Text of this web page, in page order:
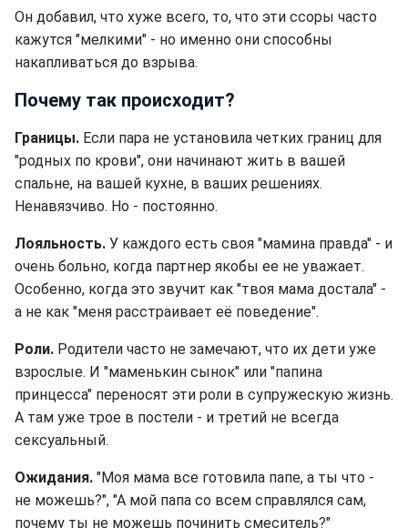
Он добавил, что хуже всего, то, что эти ссоры часто
кажутся "мелкими" - но именно они способны
накапливаться до взрыва.
Почему так происходит?
Границы. Если пара не установила четких границ для
"родных по крови", они начинают жить в вашей
спальне, на вашей кухне, в ваших решениях.
Ненавязчиво. Но - постоянно.
Лояльность. У каждого есть своя "мамина правда" - и
очень больно, когда партнер якобы ее не уважает.
Особенно, когда это звучит как "твоя мама достала" -
а не как "меня расстраивает её поведение".
Роли. Родители часто не замечают, что их дети уже
взрослые. И "маменькин сынок" или "папина
принцесса" переносят эти роли в супружескую жизнь.
А там уже трое в постели - и третий не всегда
сексуальный.
Ожидания. "Моя мама все готовила папе, а ты что -
не можешь?", "А мой папа со всем справлялся сам,
почему ты не можешь починить смеситель?"